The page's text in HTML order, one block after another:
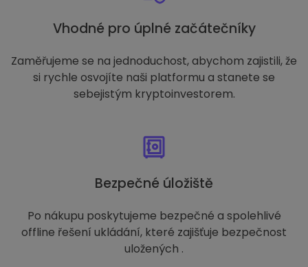
Vhodné pro úplné začátečníky
Zaměřujeme se na jednoduchost, abychom zajistili, že
si rychle osvojíte naši platformu a stanete se
sebejistým kryptoinvestorem.
Bezpečné úložiště
Po nákupu poskytujeme bezpečné a spolehlivé
offline řešení ukládání, které zajišťuje bezpečnost
uložených .